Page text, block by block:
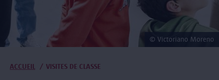
© Victoriano Moreno
Fil
ACCUEIL VISITES DE CLASSE